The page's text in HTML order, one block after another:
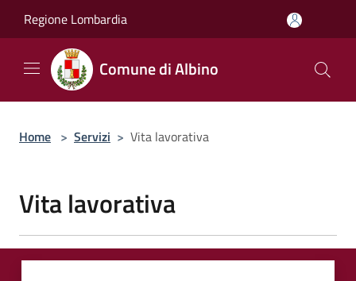
Regione Lombardia
Comune di Albino
Home > Servizi > Vita lavorativa
Vita lavorativa